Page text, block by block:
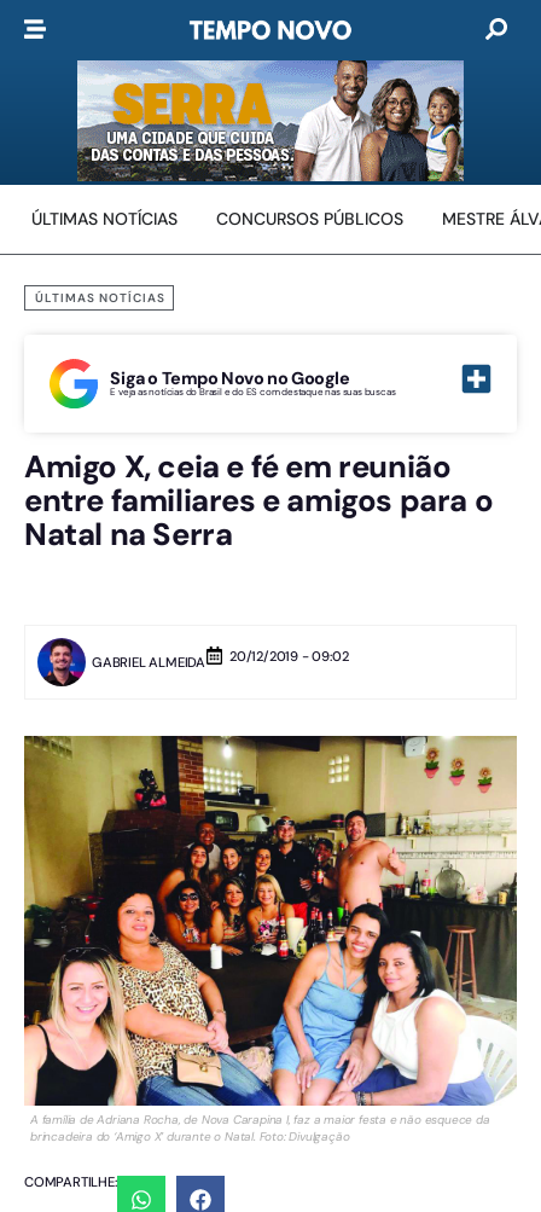
ÚLTIMAS NOTÍCIAS CONCURSOS PÚBLICOS MESTRE
ÚLTIMAS NOTÍCIAS
Siga o Tempo Novo no Google
E veja as notícias do Brasil e do ES com destaque nas suas buscas
Amigo X, ceia e fé em reunião
entre familiares e amigos para o
Natal na Serra
GABRIEL ALMEIDA 20/12/2019 - 09:02
A família de Adriana Rocha, de Nova Carapina I, faz a maior festa e não esquece da
brincadeira do ‘Amigo X’ durante o Natal. Foto: Divulgação
COMPARTILHE: